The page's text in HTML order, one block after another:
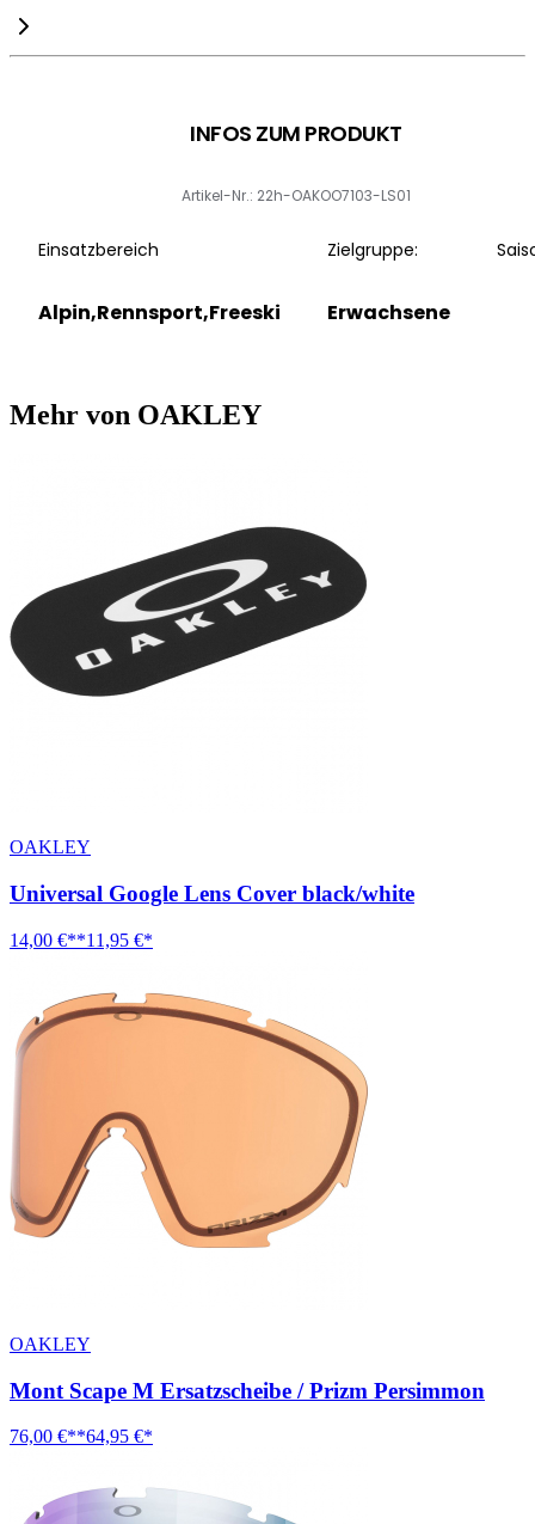
INFOS ZUM PRODUKT
Artikel-Nr.: 22h-OAKOO7103-LS01
Einsatzbereich
Alpin,Rennsport,Freeski
Zielgruppe:
Erwachsene
Mehr von OAKLEY
OAKLEY
Universal Google Lens Cover black/white
14,00 €**11,95 €*
OAKLEY
Mont Scape M Ersatzscheibe / Prizm Persimmon
76,00 €**64,95 €*